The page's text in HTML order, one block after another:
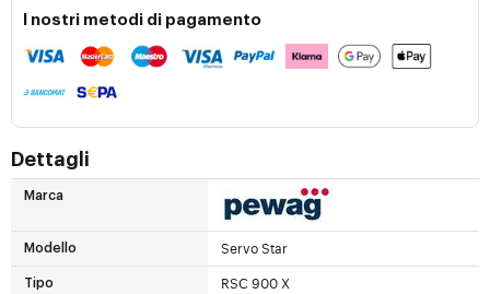
I nostri metodi di pagamento
Dettagli
Marca
Modello Servo Star
Tipo RSC 900 X